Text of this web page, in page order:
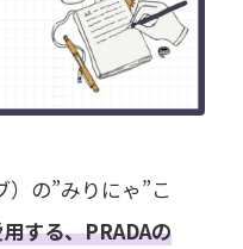
）の”みりにゃ”こ
する、PRADAの